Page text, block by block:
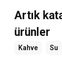
Artık
ürünler
Kahve Su